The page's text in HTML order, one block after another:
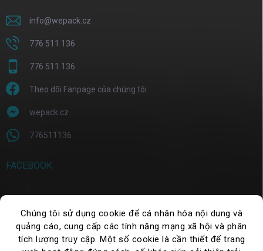
Chúng tôi sử dụng cookie để cá nhân hóa nội dung và
quảng cáo, cung cấp các tính năng mạng xã hội và phân
tích lượng truy cập. Một số cookie là cần thiết để trang
info@wepack.cz
776 511 136
776 511 136
Theo dõi Fanpage của chúng tôi
wepack.cz
776511136
FACEBOOK
TÌM KIẾM
Tìm
kiếm